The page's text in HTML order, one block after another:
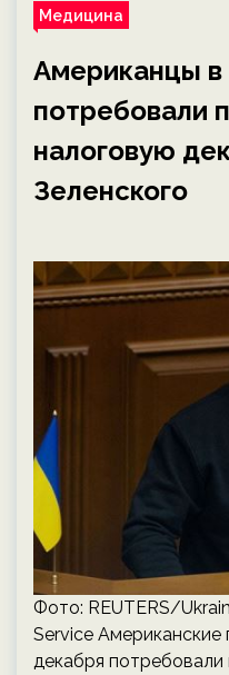
Медицина
Американцы
потребовали
налоговую
Зеленского
Фото: REUTERS/
Service Американские
декабря потребовали